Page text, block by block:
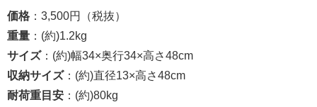
価格 ：3,500円（税抜）
重量 ：(約)1.2kg
サイズ：(約)幅34×奥行34×高さ48cm
収納サイズ：(約)直径13×高さ48cm
耐荷重目安 ：(約)80kg